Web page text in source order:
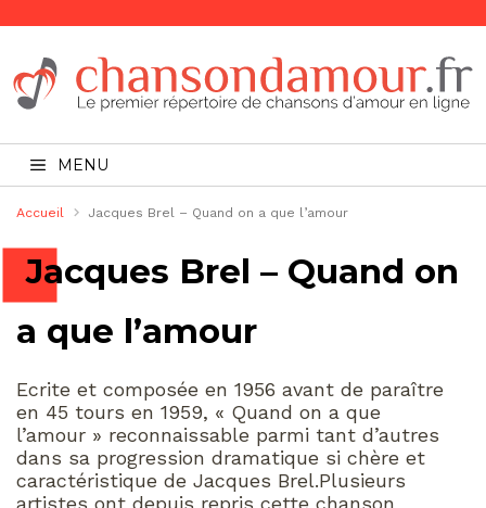
MENU
Accueil Jacques Brel – Quand on a que l’amour
Jacques Brel – Quand on
a que l’amour
Ecrite et composée en 1956 avant de paraître
en 45 tours en 1959, « Quand on a que
l’amour » reconnaissable parmi tant d’autres
dans sa progression dramatique si chère et
caractéristique de Jacques Brel.Plusieurs
artistes ont depuis repris cette chanson